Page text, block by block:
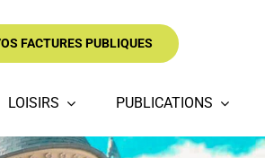
FACTURES PUBLIQUES
LOISIRS PUBLICATIONS